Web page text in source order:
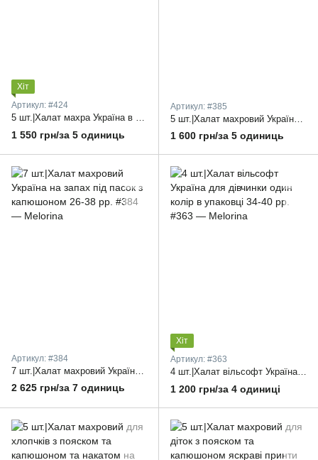
Хіт
Артикул: #424
5 шт.|Халат махра Україна в клітинку з капюшоном та поясом підліток 32-40 рр.
1 550 грн/за 5 одиниць
Артикул: #385
1 600 грн/за 5 одиниць
Артикул: #384
2 625 грн/за 7 одиниць
Хіт
Артикул: #363
4 шт.|Халат вільсофт Україна для дівчинки один колір в упаковці 34-40 рр.
1 200 грн/за 4 одиниці